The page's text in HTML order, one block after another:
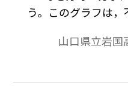
う。このグラフは
好の関数のように
視覚的理解をさせ
山口県立岩